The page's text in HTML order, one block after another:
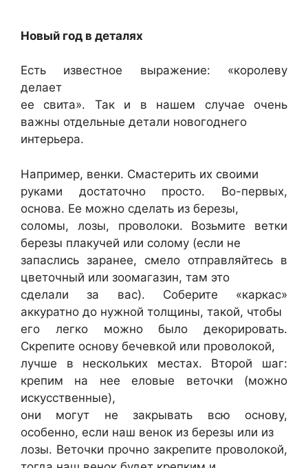
Новый год в деталях
Есть известное выражение: «королеву
делает
ее свита». Так и в нашем случае очень
важны отдельные детали новогоднего
интерьера.
Например, венки. Смастерить их своими
руками достаточно просто. Во-первых,
основа. Ее можно сделать из березы,
соломы, лозы, проволоки. Возьмите ветки
березы плакучей или солому (если не
запаслись заранее, смело отправляйтесь в
цветочный или зоомагазин, там это
сделали за вас). Соберите «каркас»
аккуратно до нужной толщины, такой, чтобы
его легко можно было декорировать.
Скрепите основу бечевкой или проволокой,
лучше в нескольких местах. Второй шаг:
крепим на нее еловые веточки (можно
искусственные),
они могут не закрывать всю основу,
особенно, если наш венок из березы или из
лозы. Веточки прочно закрепите проволокой,